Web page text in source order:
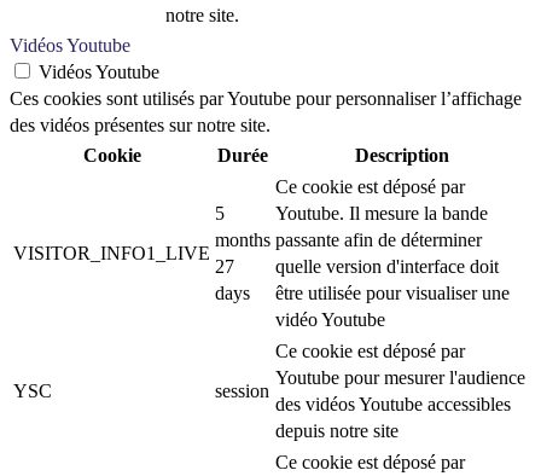
notre site.
Vidéos Youtube
Vidéos Youtube
Ces cookies sont utilisés par Youtube pour personnaliser l’affichage
des vidéos présentes sur notre site.
Cookie
Durée Description
VISITOR_INFO1_LIVE
5
months
27
days
Ce cookie est déposé par
Youtube. Il mesure la bande
passante afin de déterminer
quelle version d'interface doit
être utilisée pour visualiser une
vidéo Youtube
YSC session
Ce cookie est déposé par
Youtube pour mesurer l'audience
des vidéos Youtube accessibles
depuis notre site
Ce cookie est déposé par